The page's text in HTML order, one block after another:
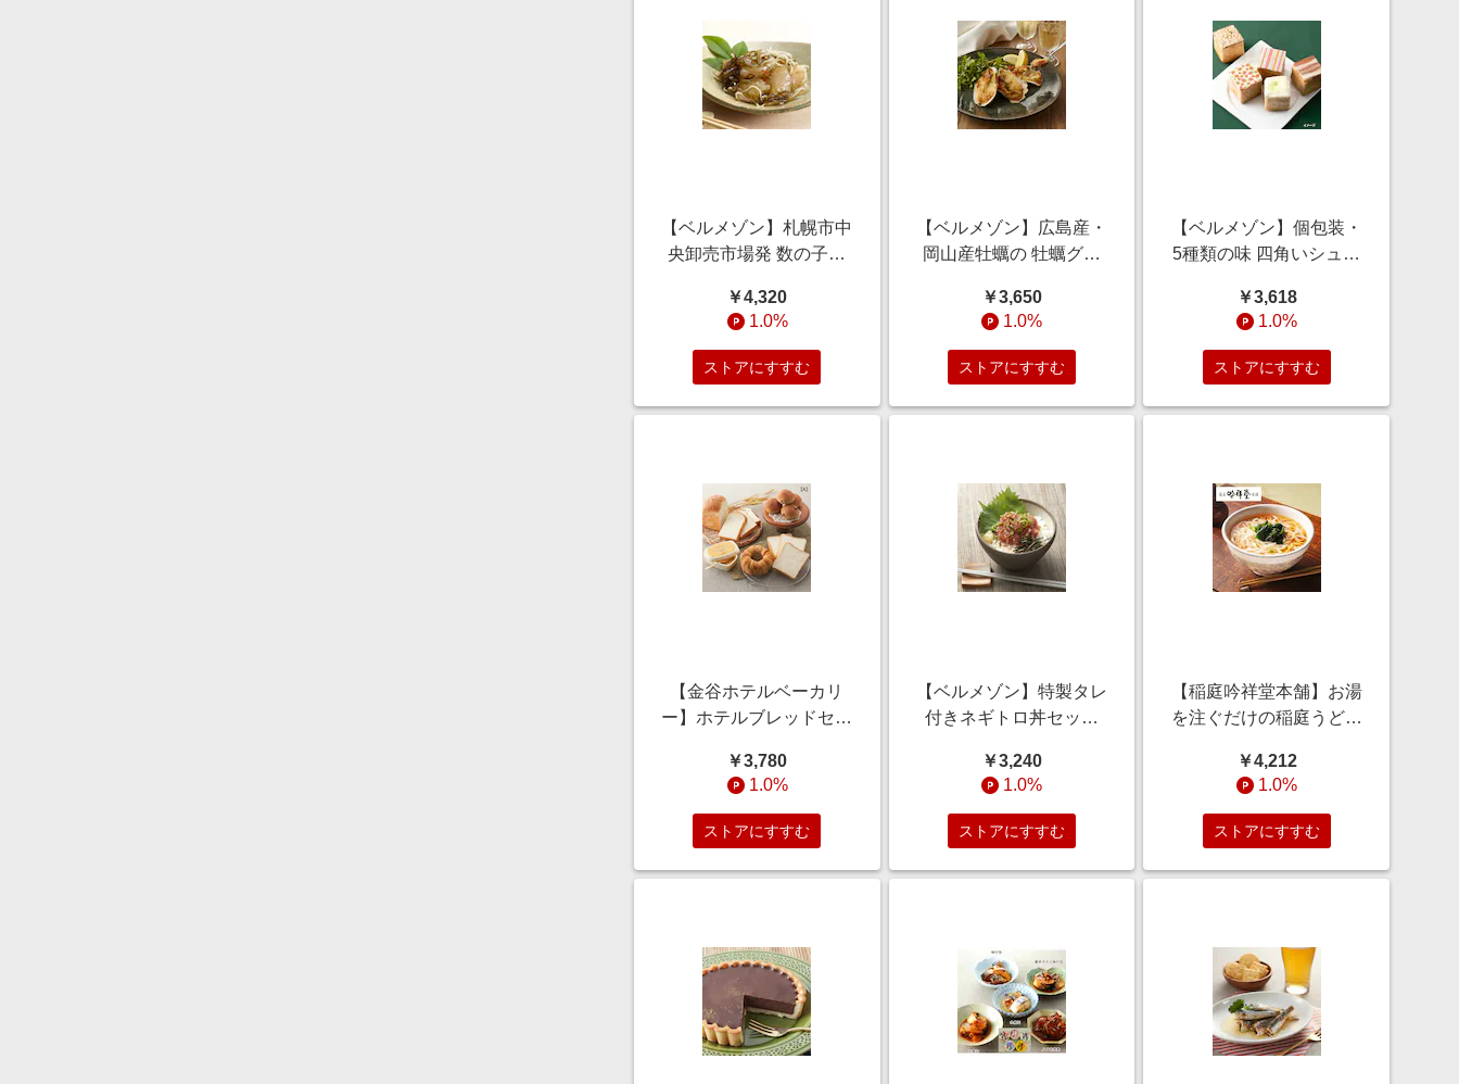
【ベルメゾン】札幌市中
央卸売市場発 数の子松
￥4,320
1.0%
ストアにすすむ
【ベルメゾン】広島産・
岡山産牡蠣の 牡蠣グラ
￥3,650
1.0%
ストアにすすむ
【ベルメゾン】個包装・
5種類の味 四角いシュー
ーセット
￥3,618
1.0%
ストアにすすむ
【金谷ホテルベーカリ
ー】ホテルブレッドセッ
￥3,780
1.0%
ストアにすすむ
【ベルメゾン】特製タレ
付きネギトロ丼セット
￥3,240
1.0%
ストアにすすむ
【稲庭吟祥堂本舗】お湯
を注ぐだけの稲庭うどん
￥4,212
1.0%
ストアにすすむ